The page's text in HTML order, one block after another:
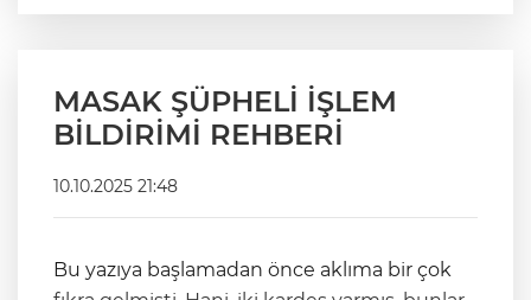
MASAK ŞÜPHELİ İŞLEM
BİLDİRİMİ REHBERİ
10.10.2025 21:48
Bu yazıya başlamadan önce aklıma bir çok